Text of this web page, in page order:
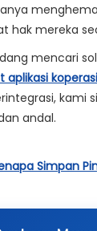
hak mereka
mencari
aplikasi koperasi
kami
andal.
Simpan